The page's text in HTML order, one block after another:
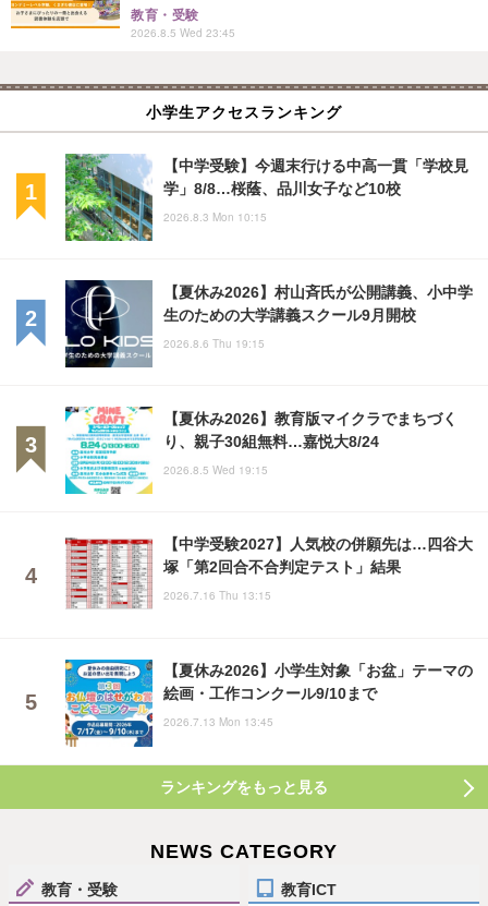
教育・受験
2026.8.5 Wed 23:45
小学生アクセスランキング
【中学受験】今週末行ける中高一貫「学校見
学」8/8…桜蔭、品川女子など10校
2026.8.3 Mon 10:15
【夏休み2026】村山斉氏が公開講義、小中学
生のための大学講義スクール9月開校
2026.8.6 Thu 19:15
【夏休み2026】教育版マイクラでまちづく
り、親子30組無料…嘉悦大8/24
2026.8.5 Wed 19:15
【中学受験2027】人気校の併願先は…四谷大
塚「第2回合不合判定テスト」結果
2026.7.16 Thu 13:15
【夏休み2026】小学生対象「お盆」テーマの
絵画・工作コンクール9/10まで
2026.7.13 Mon 13:45
ランキングをもっと見る
NEWS CATEGORY
教育・受験 教育ICT